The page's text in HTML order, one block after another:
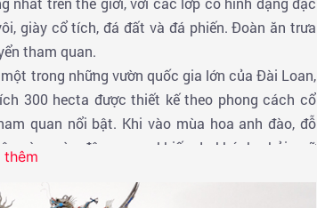
giày cổ tích, đá đất và đá phiến​. Đoàn ăn trưa
tham quan.
trong những vườn quốc gia lớn của Đài Loan,
300 hecta được thiết kế theo phong cách cổ
quan nổi bật. Khi vào mùa hoa anh đào, đỗ
vào mùa đông… v.v., khiến du khách phải ngỡ
Hành Tỳ Hưu (Lucky Gem Stone):
thêm